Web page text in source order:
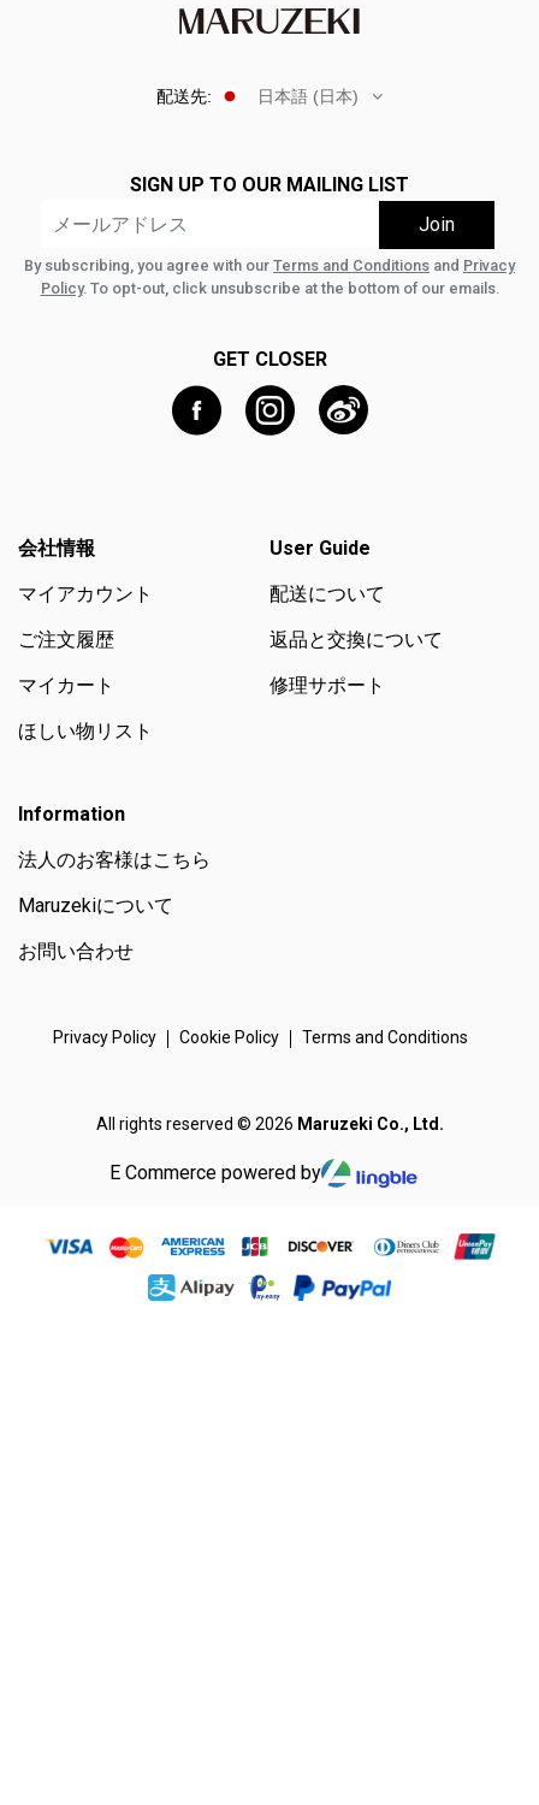
配送先: 日本語 (日本)
SIGN UP TO OUR MAILING LIST
By subscribing, you agree with our Terms and Conditions and Privacy
Policy. To opt-out, click unsubscribe at the bottom of our emails.
GET CLOSER
会社情報
マイアカウント
ご注文履歴
マイカート
ほしい物リスト
User Guide
配送について
返品と交換について
修理サポート
Information
法人のお客様はこちら
Maruzekiについて
お問い合わせ
Privacy Policy Cookie Policy Terms and Conditions
All rights reserved © 2026 Maruzeki Co., Ltd.
E Commerce powered by